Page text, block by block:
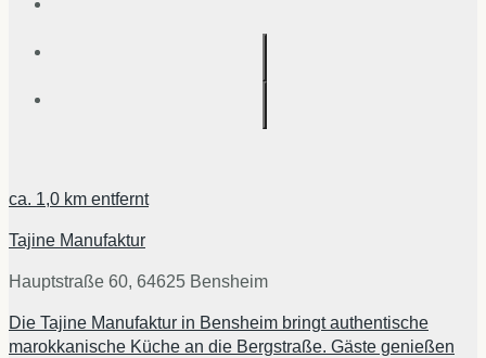
ca. 1,0 km entfernt
Tajine Manufaktur
Hauptstraße 60, 64625 Bensheim
Die Tajine Manufaktur in Bensheim bringt authentische
marokkanische Küche an die Bergstraße. Gäste genießen